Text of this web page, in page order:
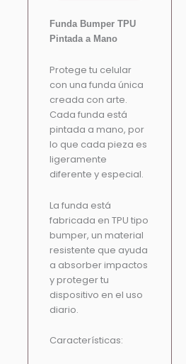
Funda Bumper TPU
Pintada a Mano
Protege tu celular
con una funda única
creada con arte.
Cada funda está
pintada a mano, por
lo que cada pieza es
ligeramente
diferente y especial.
La funda está
fabricada en TPU tipo
bumper, un material
resistente que ayuda
a absorber impactos
y proteger tu
dispositivo en el uso
diario.
Características: